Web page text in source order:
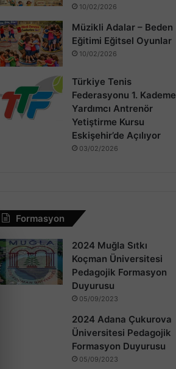
10/02/2026
Müzikli Adalar – Beden
Eğitimi Eğitsel Oyunlar
10/02/2026
Türkiye Tenis
Federasyonu 1. Kademe
Yardımcı Antrenör
Yetiştirme Kursu
Eskişehir’de Açılıyor
03/02/2026
Formasyon
2024 Muğla Sıtkı
Koçman Üniversitesi
Pedagojik Formasyon
Duyurusu
05/09/2023
2024 Adana Çukurova
Üniversitesi Pedagojik
Formasyon Duyurusu
05/09/2023